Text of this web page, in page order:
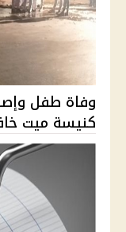
كنيسة ميت